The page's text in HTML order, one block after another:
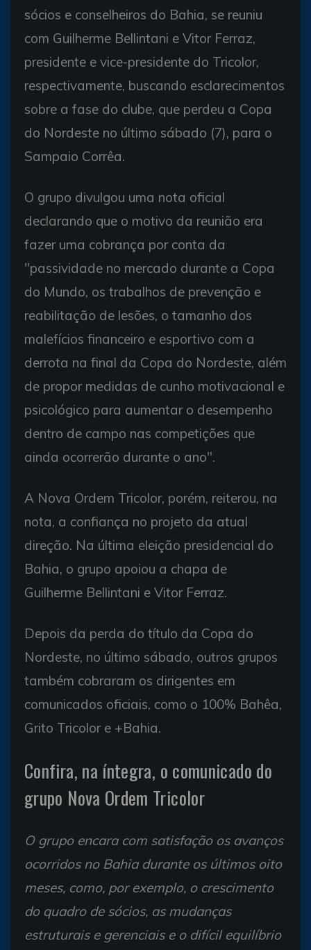
sócios e conselheiros do Bahia, se reuniu
com Guilherme Bellintani e Vitor Ferraz,
presidente e vice-presidente do Tricolor,
respectivamente, buscando esclarecimentos
sobre a fase do clube, que perdeu a Copa
do Nordeste no último sábado (7), para o
Sampaio Corrêa.
O grupo divulgou uma nota oficial
declarando que o motivo da reunião era
fazer uma cobrança por conta da
"passividade no mercado durante a Copa
do Mundo, os trabalhos de prevenção e
reabilitação de lesões, o tamanho dos
malefícios financeiro e esportivo com a
derrota na final da Copa do Nordeste, além
de propor medidas de cunho motivacional e
psicológico para aumentar o desempenho
dentro de campo nas competições que
ainda ocorrerão durante o ano".
A Nova Ordem Tricolor, porém, reiterou, na
nota, a confiança no projeto da atual
direção. Na última eleição presidencial do
Bahia, o grupo apoiou a chapa de
Guilherme Bellintani e Vitor Ferraz.
Depois da perda do título da Copa do
Nordeste, no último sábado, outros grupos
também cobraram os dirigentes em
comunicados oficiais, como o 100% Bahêa,
Grito Tricolor e +Bahia.
Confira, na íntegra, o comunicado do
grupo Nova Ordem Tricolor
O grupo encara com satisfação os avanços
ocorridos no Bahia durante os últimos oito
meses, como, por exemplo, o crescimento
do quadro de sócios, as mudanças
estruturais e gerenciais e o difícil equilíbrio